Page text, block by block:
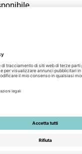
© 2026 by IBC SOLAR AG